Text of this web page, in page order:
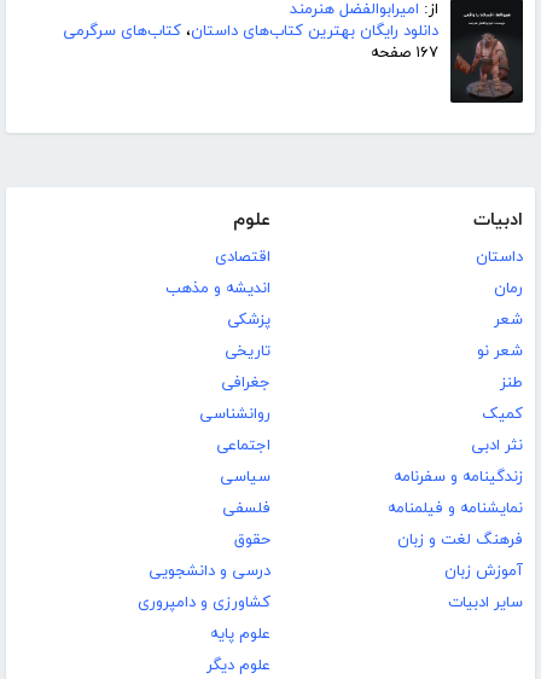
از: امیرابوالفضل هنرمند
دانلود رایگان بهترین کتاب‌های داستان، کتاب‌های سرگرمی
۱۶۷ صفحه
ادبیات
داستان
رمان
شعر
شعر نو
طنز
کمیک
نثر ادبی
زندگینامه و سفرنامه
نمایشنامه و فیلمنامه
فرهنگ لغت و زبان
آموزش زبان
سایر ادبیات
علوم
اقتصادی
اندیشه و مذهب
پزشکی
تاریخی
جغرافی
روانشناسی
اجتماعی
سیاسی
فلسفی
حقوق
درسی و دانشجویی
کشاورزی و دامپروری
علوم پایه
علوم دیگر